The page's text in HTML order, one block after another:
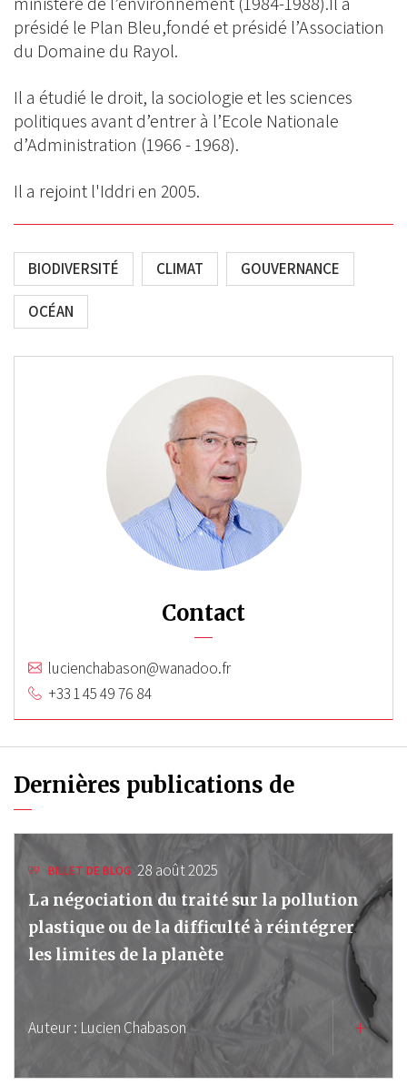
présidé le Plan Bleu,fondé et présidé l’Association
du Domaine du Rayol.
Il a étudié le droit, la sociologie et les sciences
politiques avant d’entrer à l’Ecole Nationale
d’Administration (1966 - 1968).
Il a rejoint l'Iddri en 2005.
BIODIVERSITÉ CLIMAT GOUVERNANCE
OCÉAN
Contact
lucienchabason@wanadoo.fr
+33 1 45 49 76 84
Dernières publications de
BILLET DE BLOG 28 août 2025
La négociation du traité sur la pollution
plastique ou de la difficulté à réintégrer
les limites de la planète
Auteur : Lucien Chabason